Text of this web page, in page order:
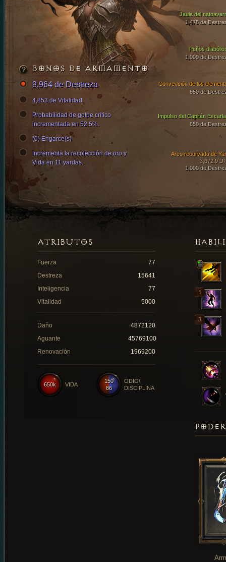
Jaula del
1,476 de
Puños
1,000 de
Impulso del Capitán
650 de
Arco recurvado de
3,672.9
1,000 de
Convención de los
650 de
BONOS DE ARMAMENTO
9,964 de Destreza
4,853 de Vitalidad
Probabilidad de golpe crítico
incrementada en 52.5%.
(0) Engarce(s)
Incrementa la recolección de oro y
Vida en 11 yardas.
ATRIBUTOS
Fuerza
77
Destreza
15641
Inteligencia
77
Vitalidad
5000
Daño
4872120
Aguante
45769100
Renovación
1969200
150
86
ODIO/
DISCIPLINA
650k VIDA